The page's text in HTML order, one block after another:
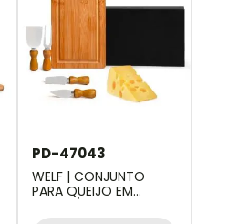
PD-47043
WELF | CONJUNTO
PARA QUEIJO EM
BAMBU/INOX - 5 PÇS